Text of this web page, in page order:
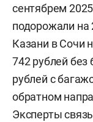
сентябрем
подорожали на
Казани в Сочи
742 рублей без
рублей с
обратном
Эксперты